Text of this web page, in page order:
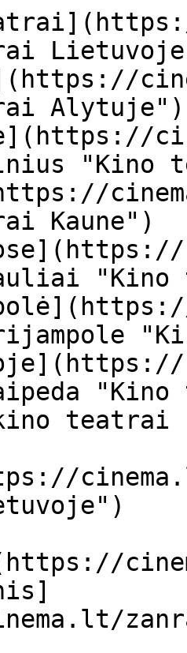
Alytuje")
"Kino
Kaune")
"Kino